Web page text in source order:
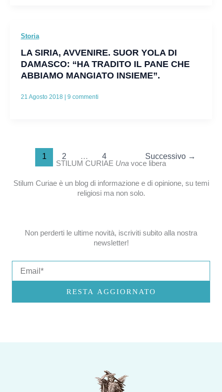
Storia
LA SIRIA, AVVENIRE. SUOR YOLA DI
DAMASCO: “HA TRADITO IL PANE CHE
ABBIAMO MANGIATO INSIEME”.
21 Agosto 2018 | 9 commenti
1 2 … 4 Successivo →
STILUM CURIAE Una voce libera
Stilum Curiae è un blog di informazione e di opinione, su temi
religiosi ma non solo.
Non perderti le ultime novità, iscriviti subito alla nostra
newsletter!
RESTA AGGIORNATO